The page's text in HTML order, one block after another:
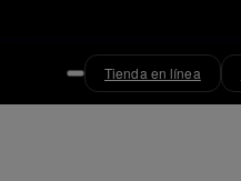
Tienda en línea